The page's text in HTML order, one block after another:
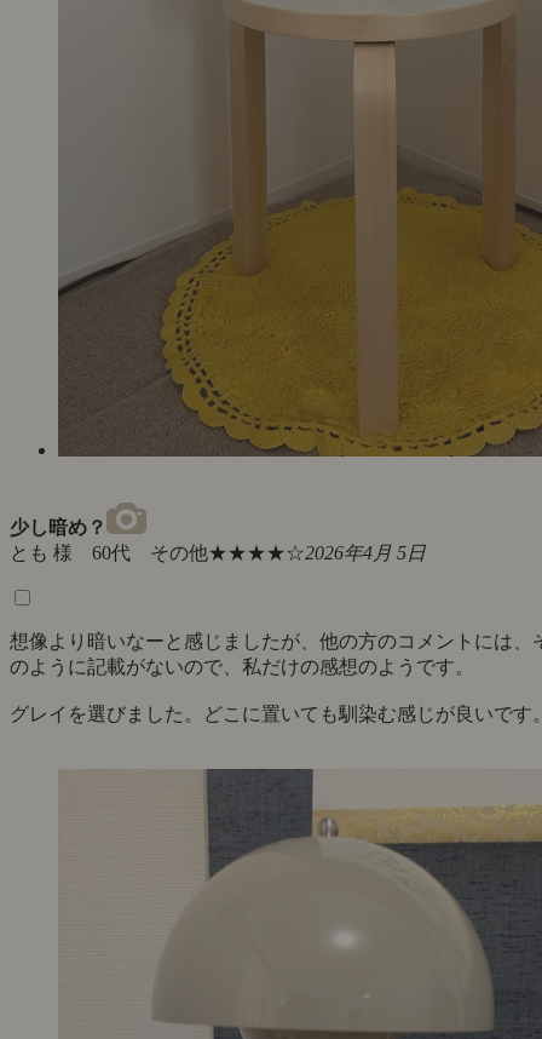
少し暗め？
とも 様 60代 その他★★★★☆2026年4月 5日
想像より暗いなーと感じましたが、他の方のコメントには、
のように記載がないので、私だけの感想のようです。
グレイを選びました。どこに置いても馴染む感じが良いです